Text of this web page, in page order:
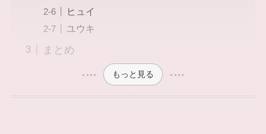
ヒュイ
ユウキ
まとめ
もっと見る